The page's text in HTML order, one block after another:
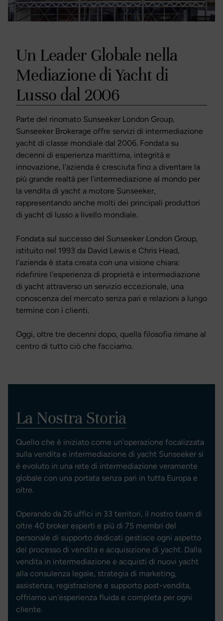
Un Leader Globale nella
Mediazione di Yacht di
Lusso dal 2006
Parte del rinomato Sunseeker London Group,
Sunseeker Brokerage offre servizi di intermediazione
yacht di classe mondiale dal 2006. Fondata su
decenni di esperienza marittima, integrità e
innovazione, l'azienda è cresciuta fino a diventare la
più grande realtà per l’intermediazione al mondo per
la vendita di yacht a motore Sunseeker,
rappresentando anche molti dei principali produttori
di yacht di lusso a livello mondiale.
Fondata sul successo del Sunseeker London Group,
istituito nel 1993 da David Lewis e Chris Head,
l'azienda è stata creata con una visione chiara:
ridefinire l'esperienza di proprietà e intermediazione
di yacht attraverso un servizio eccezionale, una
conoscenza del mercato senza pari e relazioni a lungo
termine con i clienti.
Oggi, oltre tre decenni dopo, quella filosofia rimane al
centro di tutto ciò che facciamo.
La Nostra Storia
Quello che è iniziato come un'operazione focalizzata
sulla vendita e intermediazione di yacht Sunseeker si
è evoluto in una rete di intermediazione veramente
globale con una portata senza pari in tutta Europa e
oltre.
Operando da 26 uffici in 33 territori, il nostro team di
oltre 40 broker esperti e più di 75 membri del
personale di supporto dedicati gestisce ogni aspetto
del processo di vendita e acquisizione di yacht. Dalla
vendita in intermediazione e acquisti di nuovi yacht
alla consulenza legale, strategia di marketing,
assistenza, registrazione e supporto post-vendita,
offriamo un'esperienza fluida e completa per ogni
cliente.